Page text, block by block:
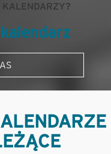
KALENDARZY?